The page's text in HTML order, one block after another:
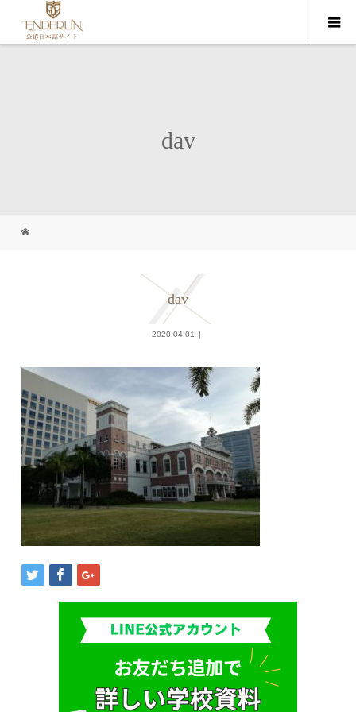
dav
dav
2020.04.01